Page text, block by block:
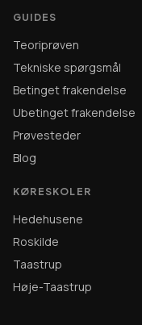
GUIDES
Teoriprøven
Tekniske spørgsmål
Betinget frakendelse
Ubetinget frakendelse
Prøvesteder
Blog
KØRESKOLER
Hedehusene
Roskilde
Taastrup
Høje-Taastrup